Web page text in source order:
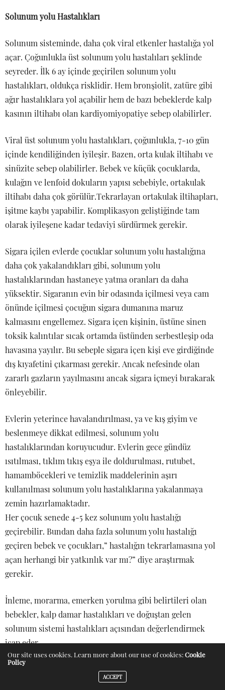
Solunum yolu Hastalıkları
Solunum sisteminde, daha çok viral etkenler hastalığa yol
açar. Çoğunlukla üst solunum yolu hastalıları şeklinde
seyreder. İlk 6 ay içinde geçirilen solunum yolu
hastalıkları, oldukça risklidir. Hem bronşiolit, zatüre gibi
ağır hastalıklara yol açabilir hem de bazı bebeklerde kalp
kasının iltihabı olan kardiyomiyopatiye sebep olabilirler.
Viral üst solunum yolu hastalıkları, çoğunlukla, 7-10 gün
içinde kendiliğinden iyileşir. Bazen, orta kulak iltihabı ve
sinüzite sebep olabilirler. Bebek ve küçük çocuklarda,
kulağın ve lenfoid dokuların yapısı sebebiyle, ortakulak
iltihabı daha çok görülür.Tekrarlayan ortakulak iltihapları,
işitme kaybı yapabilir. Komplikasyon geliştiğinde tam
olarak iyileşene kadar tedaviyi sürdürmek gerekir.
Sigara içilen evlerde çocuklar solunum yolu hastalığına
daha çok yakalandıkları gibi, solunum yolu
hastalıklarından hastaneye yatma oranları da daha
yüksektir. Sigaranın evin bir odasında içilmesi veya cam
önünde içilmesi çocuğun sigara dumanına maruz
kalmasını engellemez. Sigara içen kişinin, üstüne sinen
toksik kalıntılar sıcak ortamda üstünden serbestleşip oda
havasına yayılır. Bu sebeple sigara içen kişi eve girdiğinde
dış kıyafetini çıkarması gerekir. Ancak nefesinde olan
zararlı gazların yayılmasını ancak sigara içmeyi bırakarak
önleyebilir.
Evlerin yeterince havalandırılması, ya ve kış giyim ve
beslenmeye dikkat edilmesi, solunum yolu
hastalıklarından koruyucudur. Evlerin gece gündüz
ısıtılması, tıklım tıkış eşya ile doldurulması, rutubet,
hamamböcekleri ve temizlik maddelerinin aşırı
kullanılması solunum yolu hastalıklarına yakalanmaya
zemin hazırlamaktadır.
Her çocuk senede 4-5 kez solunum yolu hastalığı
geçirebilir. Bundan daha fazla solunum yolu hastalığı
geçiren bebek ve çocukları,” hastalığın tekrarlamasına yol
açan herhangi bir yatkınlık var mı?” diye araştırmak
gerekir.
İnleme, morarma, emerken yorulma gibi belirtileri olan
bebekler, kalp damar hastalıkları ve doğuştan gelen
solunum sistemi hastalıkları açısından değerlendirmek
icap eder.
Alerjik Hastalıklar
Our site uses cookies. Learn more about our use of cookies:Cookie
Policy
ACCEPT